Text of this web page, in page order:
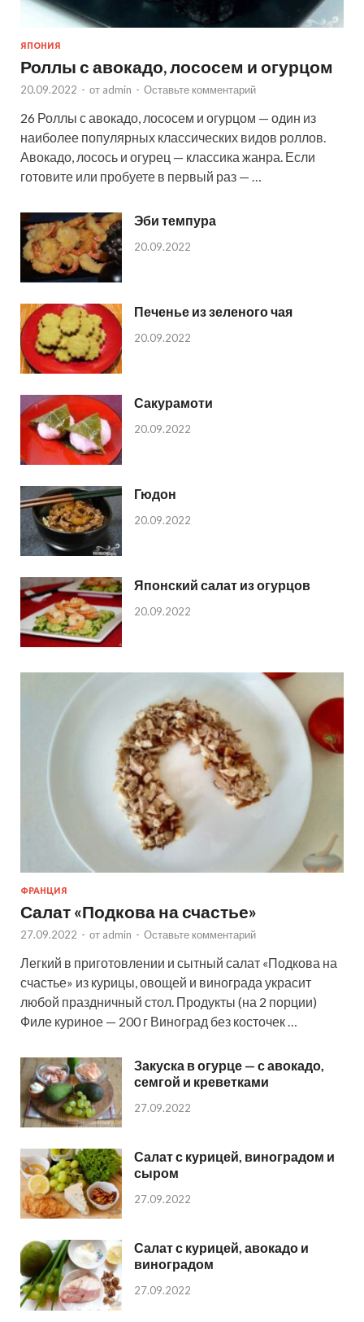
ЯПОНИЯ
Роллы с авокадо, лососем и огурцом
20.09.2022 - от admin - Оставьте комментарий
26 Роллы с авокадо, лососем и огурцом — один из
наиболее популярных классических видов роллов.
Авокадо, лосось и огурец — классика жанра. Если
готовите или пробуете в первый раз — …
Эби темпура
20.09.2022
Печенье из зеленого чая
20.09.2022
Сакурамоти
20.09.2022
Гюдон
20.09.2022
Японский салат из огурцов
20.09.2022
ФРАНЦИЯ
Салат «Подкова на счастье»
27.09.2022 - от admin - Оставьте комментарий
Легкий в приготовлении и сытный салат «Подкова на
счастье» из курицы, овощей и винограда украсит
любой праздничный стол. Продукты (на 2 порции)
Филе куриное — 200 г Виноград без косточек …
Закуска в огурце — с авокадо,
семгой и креветками
27.09.2022
Салат с курицей, виноградом и
сыром
27.09.2022
Салат с курицей, авокадо и
виноградом
27.09.2022